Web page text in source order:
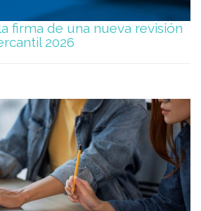
firma de una nueva revisión
2026